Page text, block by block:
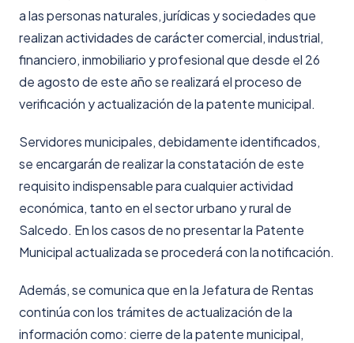
a las personas naturales, jurídicas y sociedades que
realizan actividades de carácter comercial, industrial,
financiero, inmobiliario y profesional que desde el 26
de agosto de este año se realizará el proceso de
verificación y actualización de la patente municipal.
Servidores municipales, debidamente identificados,
se encargarán de realizar la constatación de este
requisito indispensable para cualquier actividad
económica, tanto en el sector urbano y rural de
Salcedo. En los casos de no presentar la Patente
Municipal actualizada se procederá con la notificación.
Además, se comunica que en la Jefatura de Rentas
continúa con los trámites de actualización de la
información como: cierre de la patente municipal,